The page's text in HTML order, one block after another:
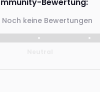
Noch keine Bewertungen